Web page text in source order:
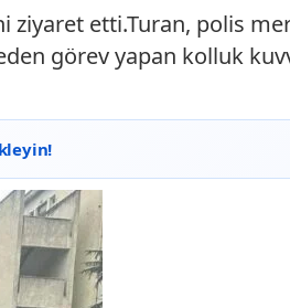
ziyaret etti.Turan, polis
görev yapan kolluk